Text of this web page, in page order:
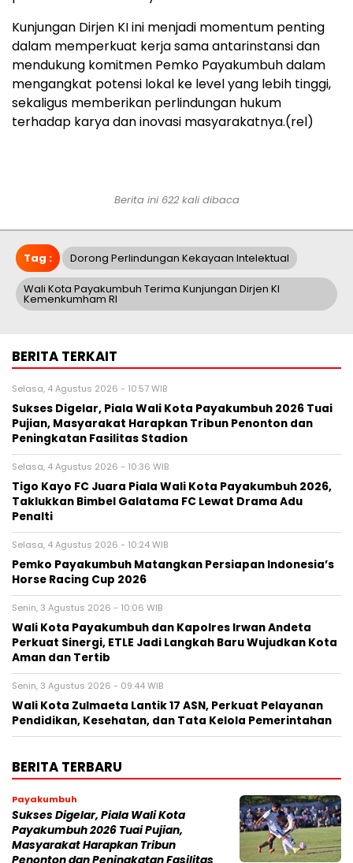
Kunjungan Dirjen KI ini menjadi momentum penting
dalam memperkuat kerja sama antarinstansi dan
mendukung komitmen Pemko Payakumbuh dalam
mengangkat potensi lokal ke level yang lebih tinggi,
sekaligus memberikan perlindungan hukum
terhadap karya dan inovasi masyarakatnya.(rel)
Berita ini 622 kali dibaca
Tag : Dorong Perlindungan Kekayaan Intelektual
Wali Kota Payakumbuh Terima Kunjungan Dirjen KI
Kemenkumham RI
BERITA TERKAIT
Selasa, 4 Agustus 2026 - 10:57 WIB
Sukses Digelar, Piala Wali Kota Payakumbuh 2026 Tuai
Pujian, Masyarakat Harapkan Tribun Penonton dan
Peningkatan Fasilitas Stadion
Selasa, 4 Agustus 2026 - 10:36 WIB
Tigo Kayo FC Juara Piala Wali Kota Payakumbuh 2026,
Taklukkan Bimbel Galatama FC Lewat Drama Adu
Penalti
Selasa, 4 Agustus 2026 - 10:24 WIB
Pemko Payakumbuh Matangkan Persiapan Indonesia’s
Horse Racing Cup 2026
Senin, 3 Agustus 2026 - 10:06 WIB
Wali Kota Payakumbuh dan Kapolres Irwan Andeta
Perkuat Sinergi, ETLE Jadi Langkah Baru Wujudkan Kota
Aman dan Tertib
Senin, 3 Agustus 2026 - 09:44 WIB
Wali Kota Zulmaeta Lantik 17 ASN, Perkuat Pelayanan
Pendidikan, Kesehatan, dan Tata Kelola Pemerintahan
BERITA TERBARU
Payakumbuh
Sukses Digelar, Piala Wali Kota
Payakumbuh 2026 Tuai Pujian,
Masyarakat Harapkan Tribun